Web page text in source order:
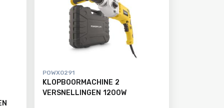
POWX0291
KLOPBOORMACHINE 2
VERSNELLINGEN 1200W